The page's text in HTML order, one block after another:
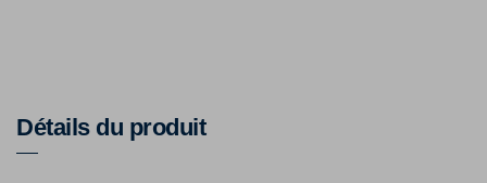
Détails du produit